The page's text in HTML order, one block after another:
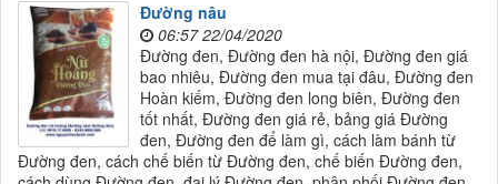
Đường nâu
06:57 22/04/2020
Đường đen, Đường đen hà nội, Đường đen giá
bao nhiêu, Đường đen mua tại đâu, Đường đen
Hoàn kiếm, Đường đen long biên, Đường đen
tốt nhất, Đường đen giá rẻ, bảng giá Đường
đen, Đường đen để làm gì, cách làm bánh từ
Đường đen, cách chế biến từ Đường đen, chế biến Đường đen,